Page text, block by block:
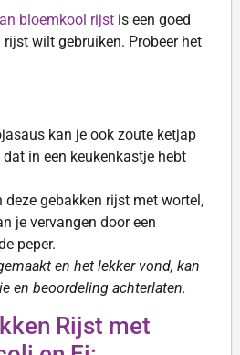
bloemkool rijst is een goed
wilt gebruiken. Probeer het
kan je ook zoute ketjap
in een keukenkastje hebt
deze gebakken rijst met wortel,
je vervangen door een
peper.
en het lekker vond, kan
en beoordeling achterlaten.
Rijst met